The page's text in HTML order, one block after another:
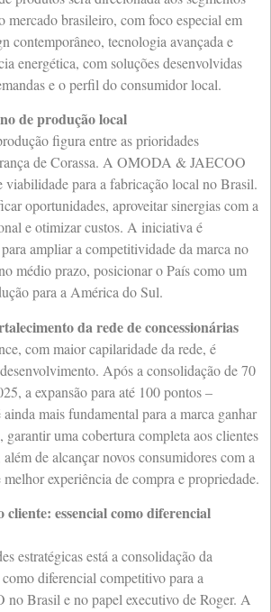
mercado brasileiro, com foco especial em
contemporâneo, tecnologia avançada e
energética, com soluções desenvolvidas
e o perfil do consumidor local.
de produção local
figura entre as prioridades
de Corassa. A OMODA & JAECOO
viabilidade para a fabricação local no Brasil.
oportunidades, aproveitar sinergias com a
e otimizar custos. A iniciativa é
ampliar a competitividade da marca no
médio prazo, posicionar o País como um
para a América do Sul.
da rede de concessionárias
com maior capilaridade da rede, é
Após a consolidação de 70
a expansão para até 100 pontos –
mais fundamental para a marca ganhar
garantir uma cobertura completa aos clientes
de alcançar novos consumidores com a
experiência de compra e propriedade.
cliente: essencial como diferencial
estratégicas está a consolidação da
diferencial competitivo para a
Brasil e no papel executivo de Roger. A